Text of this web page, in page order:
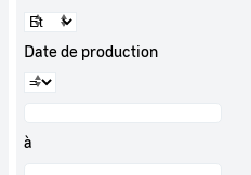
Date de production
à